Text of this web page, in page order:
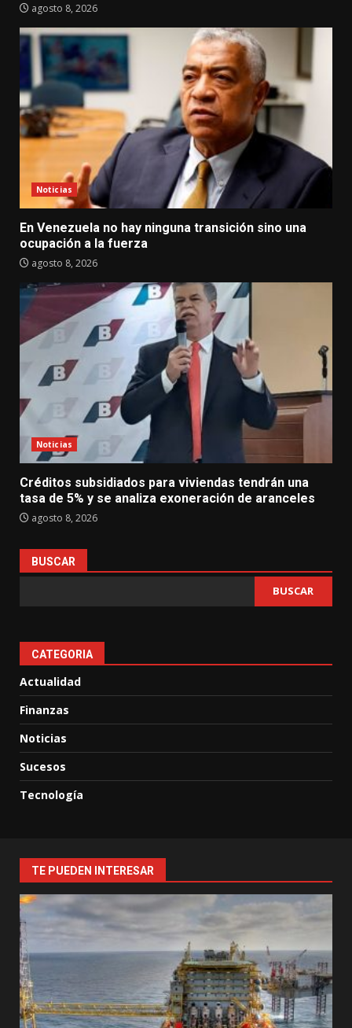
agosto 8, 2026
Noticias
En Venezuela no hay ninguna transición sino una
ocupación a la fuerza
agosto 8, 2026
Noticias
Créditos subsidiados para viviendas tendrán una
tasa de 5% y se analiza exoneración de aranceles
agosto 8, 2026
BUSCAR
BUSCAR
CATEGORIA
Actualidad
Finanzas
Noticias
Sucesos
Tecnología
TE PUEDEN INTERESAR